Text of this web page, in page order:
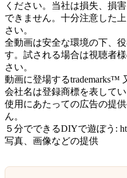
ください。当社は損失、損
できません。十分注意した
さい。
全動画は安全な環境の下、
す。試される場合は視聴者
さい。
動画に登場するtrademarks™
会社名は登録商標を表してい
使用にあたっての広告の提
ん。
５分でできるDIYで遊ぼう:
写真、画像などの提供